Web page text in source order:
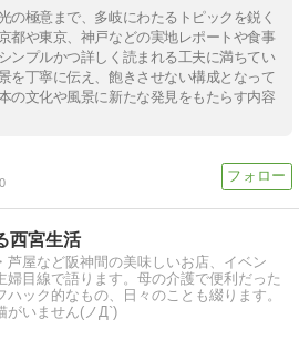
の極意まで、多岐にわたるトピックを鋭く
都や東京、神戸などの実地レポートや食事
ンプルかつ詳しく読まれる工夫に満ちてい
を丁寧に伝え、飽きさせない構成となって
の文化や風景に新たな発見をもたらす内容
西宮生活
芦屋など阪神間の美味しいお店、イベン
婦目線で語ります。母の介護で便利だった
ハック的なもの、日々のことも綴ります。
がいません(ノД`)